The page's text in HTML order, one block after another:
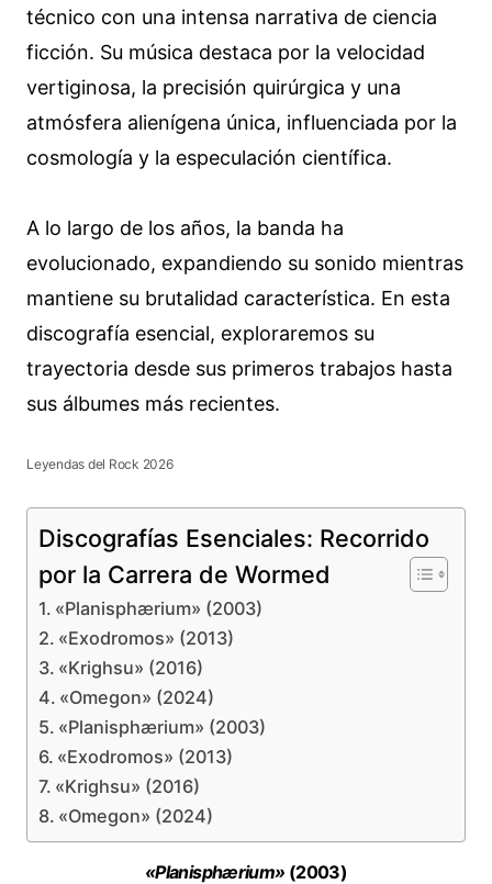
técnico con una intensa narrativa de ciencia
ficción. Su música destaca por la velocidad
vertiginosa, la precisión quirúrgica y una
atmósfera alienígena única, influenciada por la
cosmología y la especulación científica.
A lo largo de los años, la banda ha
evolucionado, expandiendo su sonido mientras
mantiene su brutalidad característica. En esta
discografía esencial, exploraremos su
trayectoria desde sus primeros trabajos hasta
sus álbumes más recientes.
Leyendas del Rock 2026
Discografías Esenciales: Recorrido
por la Carrera de Wormed
«Planisphærium» (2003)
«Exodromos» (2013)
«Krighsu» (2016)
«Omegon» (2024)
«Planisphærium» (2003)
«Exodromos» (2013)
«Krighsu» (2016)
«Omegon» (2024)
«Planisphærium» (2003)